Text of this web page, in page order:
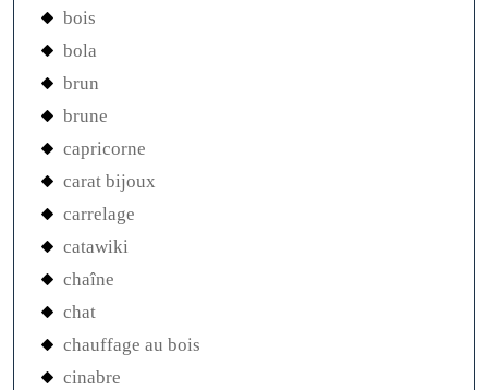
bois
bola
brun
brune
capricorne
carat bijoux
carrelage
catawiki
chaîne
chat
chauffage au bois
cinabre